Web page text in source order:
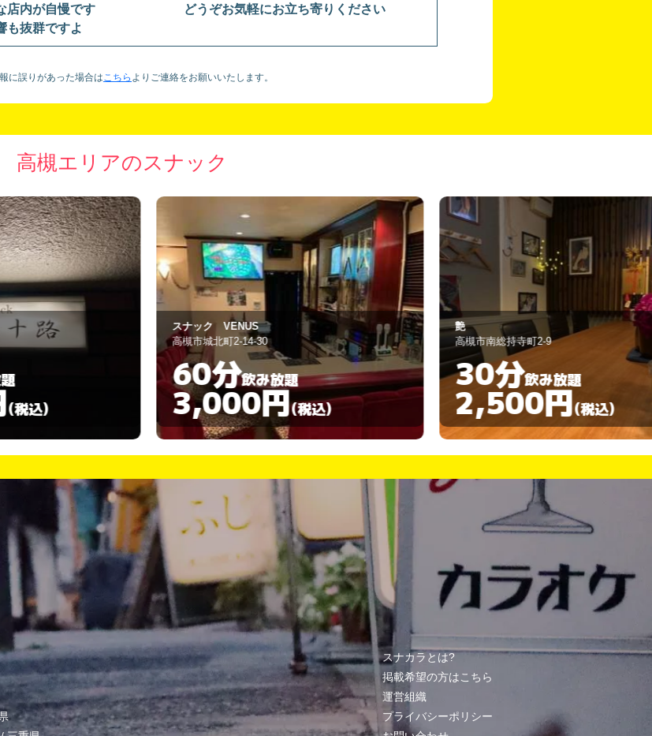
な店内が自慢です どうぞお気軽にお立ち寄りください
抜群ですよ
に誤りがあった場合はこちら より ご連絡をお願いいたします。
高槻エリアのスナック
スナック VENUS
高槻市城北町2-14-30
60分
3,000円 (税込)
艶
高槻市南総持寺町2-9
30分飲み放題
2,500円
スナック まり
60分
スナカラとは?
掲載希望の方はこちら
運営組織
プライバシーポリシー